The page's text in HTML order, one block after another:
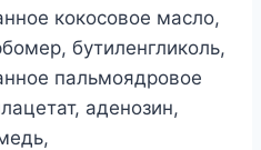
кокосовое масло,
бутиленгликоль,
пальмоядровое
аденозин,